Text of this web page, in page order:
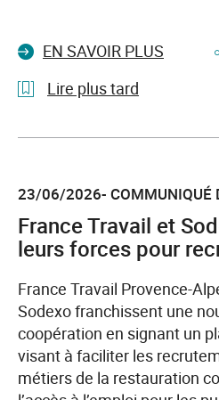
EN SAVOIR PLUS
Lire plus tard
l'article
de
l'emploi
:
échanges,
promotion
et
recrutement
dans
l'industrie
23/06/2026- COMMUNIQUÉ
France Travail et
leurs forces pour
France Travail Provence-
Sodexo franchissent une
coopération en signant un
visant à faciliter les
métiers de la restauration